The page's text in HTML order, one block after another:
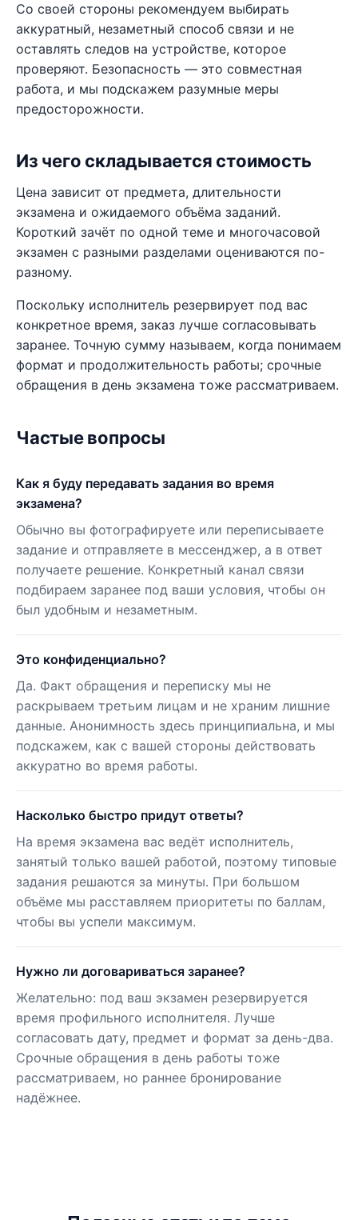
Со своей стороны рекомендуем выбирать
аккуратный, незаметный способ связи и не
оставлять следов на устройстве, которое
проверяют. Безопасность — это совместная
работа, и мы подскажем разумные меры
предосторожности.
Из чего складывается стоимость
Цена зависит от предмета, длительности
экзамена и ожидаемого объёма заданий.
Короткий зачёт по одной теме и многочасовой
экзамен с разными разделами оцениваются по-
разному.
Поскольку исполнитель резервирует под вас
конкретное время, заказ лучше согласовывать
заранее. Точную сумму называем, когда понимаем
формат и продолжительность работы; срочные
обращения в день экзамена тоже рассматриваем.
Частые вопросы
Как я буду передавать задания во время
экзамена?
Обычно вы фотографируете или переписываете
задание и отправляете в мессенджер, а в ответ
получаете решение. Конкретный канал связи
подбираем заранее под ваши условия, чтобы он
был удобным и незаметным.
Это конфиденциально?
Да. Факт обращения и переписку мы не
раскрываем третьим лицам и не храним лишние
данные. Анонимность здесь принципиальна, и мы
подскажем, как с вашей стороны действовать
аккуратно во время работы.
Насколько быстро придут ответы?
На время экзамена вас ведёт исполнитель,
занятый только вашей работой, поэтому типовые
задания решаются за минуты. При большом
объёме мы расставляем приоритеты по баллам,
чтобы вы успели максимум.
Нужно ли договариваться заранее?
Желательно: под ваш экзамен резервируется
время профильного исполнителя. Лучше
согласовать дату, предмет и формат за день-два.
Срочные обращения в день работы тоже
рассматриваем, но раннее бронирование
надёжнее.